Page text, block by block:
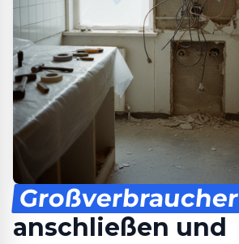
Großverbraucher
anschließen und